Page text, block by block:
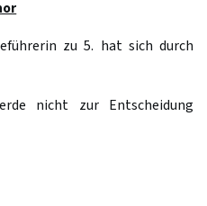
zu 5. hat sich durch
nicht zur Entscheidung